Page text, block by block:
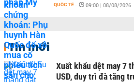
QUỐC TẾ - 09:00 | 08/08/2026
Tin mới
Xuất khẩu dệt may 7
USD, duy trì đà tăng